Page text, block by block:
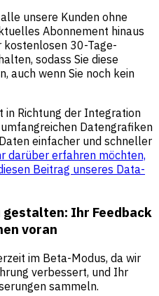
unsere Kunden ohne
Abonnement hinaus
kostenlosen 30-Tage-
sodass Sie diese
auch wenn Sie noch kein
in Richtung der Integration
Datengrafiken
einfacher und schneller
darüber erfahren möchten,
Beitrag unseres Data-
gestalten: Ihr Feedback
voran
im Beta-Modus, da wir
verbessert, und Ihr
sammeln.